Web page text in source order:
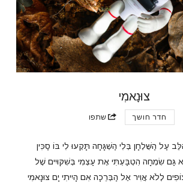
צוּנָאמִי
חדר חושך שתפו
עַל הַשֻּׁלְחָן בְּלִי הַשְׁגָּחָה תָּקְעוּ לִי בּוֹ סַכִּין
גַּם שִׂמְחָה הִטְבַּעְתִּי אֶת עַצְמִי בְּשִׁקּוּיִים שֶׁל
לְלֹא אֲוִיר אֶל הַבְּרֵכָה אִם הָיִיתִי יָם צוּנָאמִי